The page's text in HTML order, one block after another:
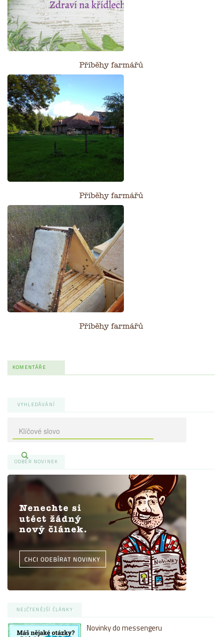
Příběhy farmářů
Příběhy farmářů
Příběhy farmářů
KOMENTÁŘE
VYHLEDÁVÁNÍ
ODBĚR NOVINEK
NEJČTENĚJŠÍ ČLÁNKY
Novinky do messengeru